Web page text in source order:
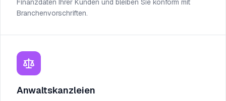
Finanzdaten Ihrer Kunden und bleiben Sie konform mit
Branchenvorschriften.
Anwaltskanzleien